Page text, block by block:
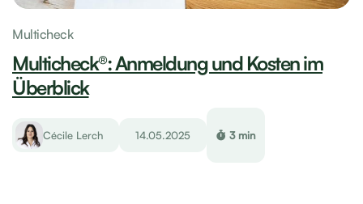
Multicheck
Multicheck®: Anmeldung und Kosten im
Überblick
Cécile Lerch 14.05.2025 3 min